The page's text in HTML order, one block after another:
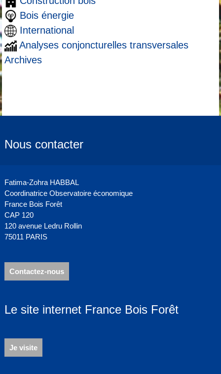
Bois énergie
International
Analyses conjoncturelles transversales
Archives
Nous contacter
Fatima-Zohra HABBAL
Coordinatrice Observatoire économique
France Bois Forêt
CAP 120
120 avenue Ledru Rollin
75011 PARIS
Contactez-nous
Le site internet France Bois Forêt
Je visite